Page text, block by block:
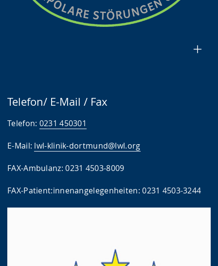
Telefon/ E-Mail / Fax
Telefon: 0231 450301
E-Mail: lwl-klinik-dortmund@lwl.org
FAX-Ambulanz: 0231 4503-8009
FAX-Patient:innenangelegenheiten: 0231 4503-3244